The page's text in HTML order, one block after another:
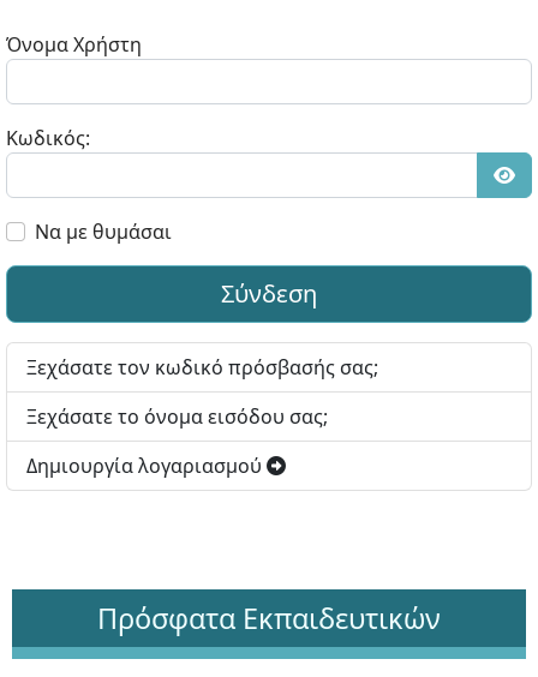
Όνομα Χρήστη
Κωδικός:
Να με θυμάσαι
Σύνδεση
Ξεχάσατε τον κωδικό πρόσβασής σας;
Ξεχάσατε το όνομα εισόδου σας;
Δημιουργία λογαριασμού
Πρόσφατα Εκπαιδευτικών